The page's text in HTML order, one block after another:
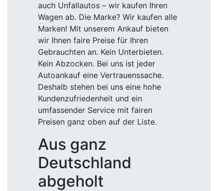
auch Unfallautos – wir kaufen Ihren
Wagen ab. Die Marke? Wir kaufen alle
Marken! Mit unserem Ankauf bieten
wir Ihnen faire Preise für Ihren
Gebrauchten an. Kein Unterbieten.
Kein Abzocken. Bei uns ist jeder
Autoankauf eine Vertrauenssache.
Deshalb stehen bei uns eine hohe
Kundenzufriedenheit und ein
umfassender Service mit fairen
Preisen ganz oben auf der Liste.
Aus ganz
Deutschland
abgeholt